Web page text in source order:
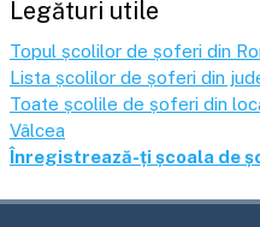
Legături utile
Topul școlilor de șoferi din
Lista școlilor de șoferi din
Toate școlile de șoferi din
Vâlcea
Înregistrează-ți școala de